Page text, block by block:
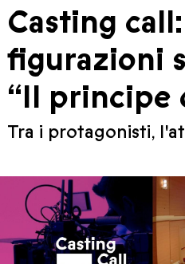
Casting
figurazioni
“Il principe
Tra i protagonisti,